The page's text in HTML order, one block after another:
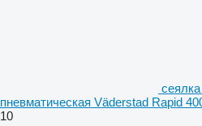
пневматическая Väderstad Rapid
10